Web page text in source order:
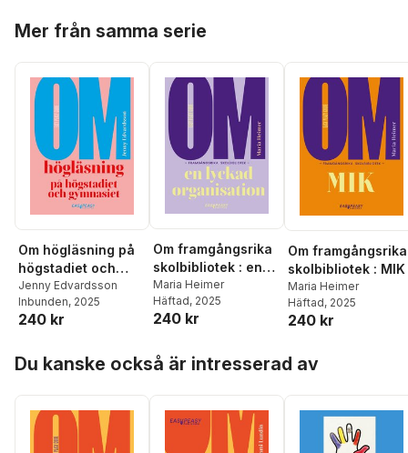
Mer från samma serie
Om högläsning på
högstadiet och
gymnasiet
Jenny Edvardsson
Inbunden, 2025
240 kr
Om framgångsrika
skolbibliotek : en
lyckad
organisation
Maria Heimer
Häftad, 2025
240 kr
Om framgångsrika
skolbibliotek : MIK
Maria Heimer
Häftad, 2025
240 kr
Du kanske också är intresserad av